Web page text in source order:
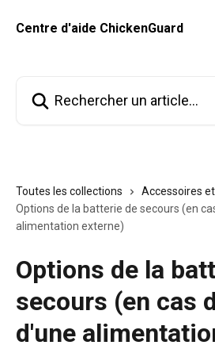
Centre d'aide ChickenGuard
Toutes les collections
Accessoires
Options de la batterie de secours (en
alimentation externe)
Options de la
secours (en cas
d'une